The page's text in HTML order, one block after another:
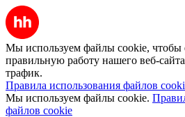
Мы используем файлы cookie, чтобы
правильную работу нашего веб-
трафик.
Правила использования файлов
Мы используем файлы cookie.
файлов cookie